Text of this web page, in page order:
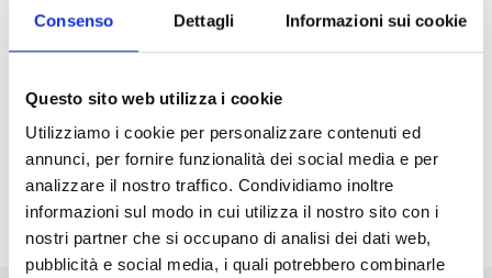
Consenso Dettagli Informazioni sui cookie
Questo sito web utilizza i cookie
Utilizziamo i cookie per personalizzare contenuti ed
annunci, per fornire funzionalità dei social media e per
analizzare il nostro traffico. Condividiamo inoltre
informazioni sul modo in cui utilizza il nostro sito con i
nostri partner che si occupano di analisi dei dati web,
pubblicità e social media, i quali potrebbero combinarle
Prossimi eventi
Summer in Santa Luce- 07/08/2026 - 28/09/2026
- Tutto il giorno